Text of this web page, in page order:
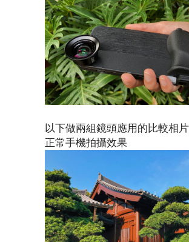
以下做兩組鏡頭應用的比較相片
正常手機拍攝效果